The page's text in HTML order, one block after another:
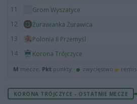
11
Grom Wyszatyce
12
Żurawianka Żurawica
13
Polonia II Przemyśl
14
Korona Trójczyce
M mecze, Pkt punkty · zwycięstwo remis
KORONA TRÓJCZYCE - OSTATNIE MECZE